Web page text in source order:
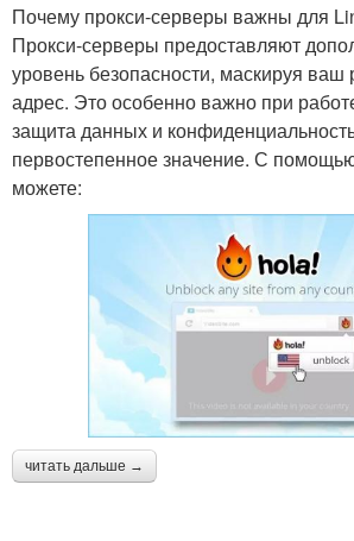
Почему прокси-серверы важны для
Прокси-серверы предоставляют
уровень безопасности, маскируя ваш
адрес. Это особенно важно при
защита данных и
первостепенное значение. С
можете:
читать дальше →